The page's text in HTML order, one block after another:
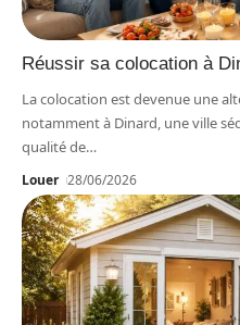
Réussir sa colocation à
La colocation est devenue une
notamment à Dinard, une ville
qualité de…
Louer 28/06/2026